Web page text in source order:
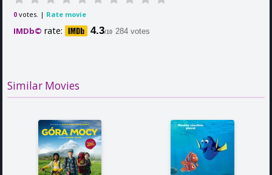
0 votes. | Rate movie
IMDb© rate: 4.3/10 284 votes
Similar Movies